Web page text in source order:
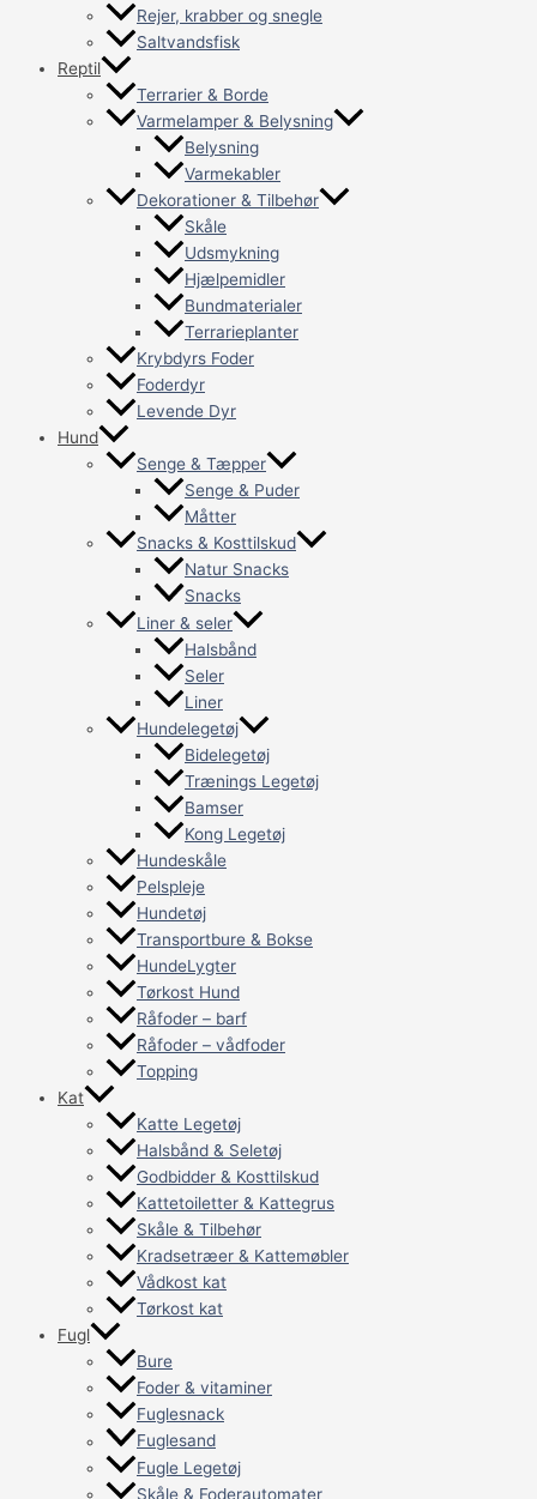
Rejer, krabber og snegle
Saltvandsfisk
Reptil
Terrarier & Borde
Varmelamper & Belysning
Belysning
Varmekabler
Dekorationer & Tilbehør
Skåle
Udsmykning
Hjælpemidler
Bundmaterialer
Terrarieplanter
Krybdyrs Foder
Foderdyr
Levende Dyr
Hund
Senge & Tæpper
Senge & Puder
Måtter
Snacks & Kosttilskud
Natur Snacks
Snacks
Liner & seler
Halsbånd
Seler
Liner
Hundelegetøj
Bidelegetøj
Trænings Legetøj
Bamser
Kong Legetøj
Hundeskåle
Pelspleje
Hundetøj
Transportbure & Bokse
HundeLygter
Tørkost Hund
Råfoder – barf
Råfoder – vådfoder
Topping
Kat
Katte Legetøj
Halsbånd & Seletøj
Godbidder & Kosttilskud
Kattetoiletter & Kattegrus
Skåle & Tilbehør
Kradsetræer & Kattemøbler
Vådkost kat
Tørkost kat
Fugl
Bure
Foder & vitaminer
Fuglesnack
Fuglesand
Fugle Legetøj
Skåle & Foderautomater